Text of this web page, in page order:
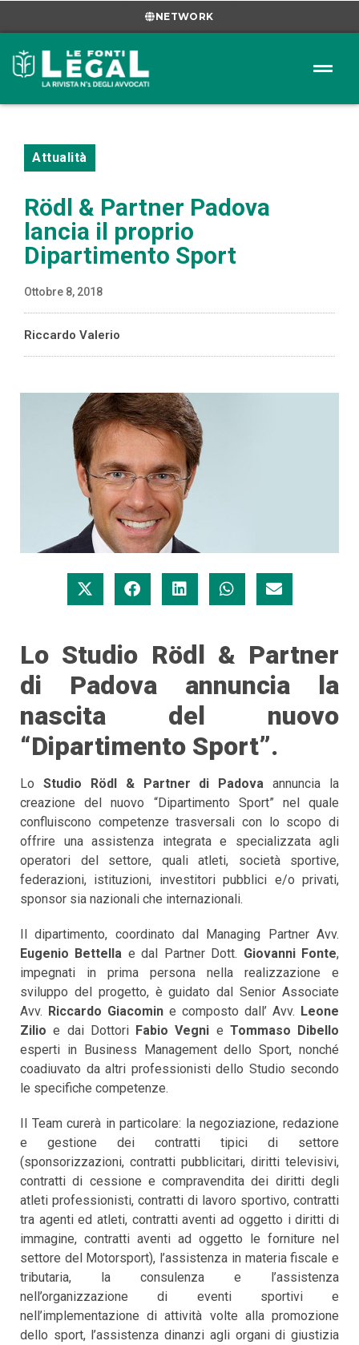
NETWORK
Attualità
Rödl & Partner Padova
lancia il proprio
Dipartimento Sport
Ottobre 8, 2018
Riccardo Valerio
Lo Studio Rödl & Partner
di Padova annuncia la
nascita del nuovo
“Dipartimento Sport”.
Lo Studio Rödl & Partner di Padova annuncia la
creazione del nuovo “Dipartimento Sport” nel quale
confluiscono competenze trasversali con lo scopo di
offrire una assistenza integrata e specializzata agli
operatori del settore, quali atleti, società sportive,
federazioni, istituzioni, investitori pubblici e/o privati,
sponsor sia nazionali che internazionali.
Il dipartimento, coordinato dal Managing Partner Avv.
Eugenio Bettella e dal Partner Dott. Giovanni Fonte,
impegnati in prima persona nella realizzazione e
sviluppo del progetto, è guidato dal Senior Associate
Avv. Riccardo Giacomin e composto dall’ Avv. Leone
Zilio e dai Dottori Fabio Vegni e Tommaso Dibello
esperti in Business Management dello Sport, nonché
coadiuvato da altri professionisti dello Studio secondo
le specifiche competenze.
Il Team curerà in particolare: la negoziazione, redazione
e gestione dei contratti tipici di settore
(sponsorizzazioni, contratti pubblicitari, diritti televisivi,
contratti di cessione e compravendita dei diritti degli
atleti professionisti, contratti di lavoro sportivo, contratti
tra agenti ed atleti, contratti aventi ad oggetto i diritti di
immagine, contratti aventi ad oggetto le forniture nel
settore del Motorsport), l’assistenza in materia fiscale e
tributaria, la consulenza e l’assistenza
nell’organizzazione di eventi sportivi e
nell’implementazione di attività volte alla promozione
dello sport, l’assistenza dinanzi agli organi di giustizia